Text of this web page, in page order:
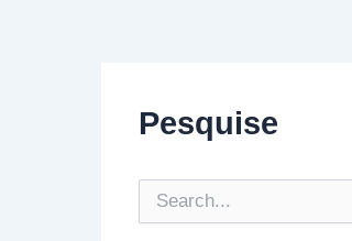
Pesquise
e